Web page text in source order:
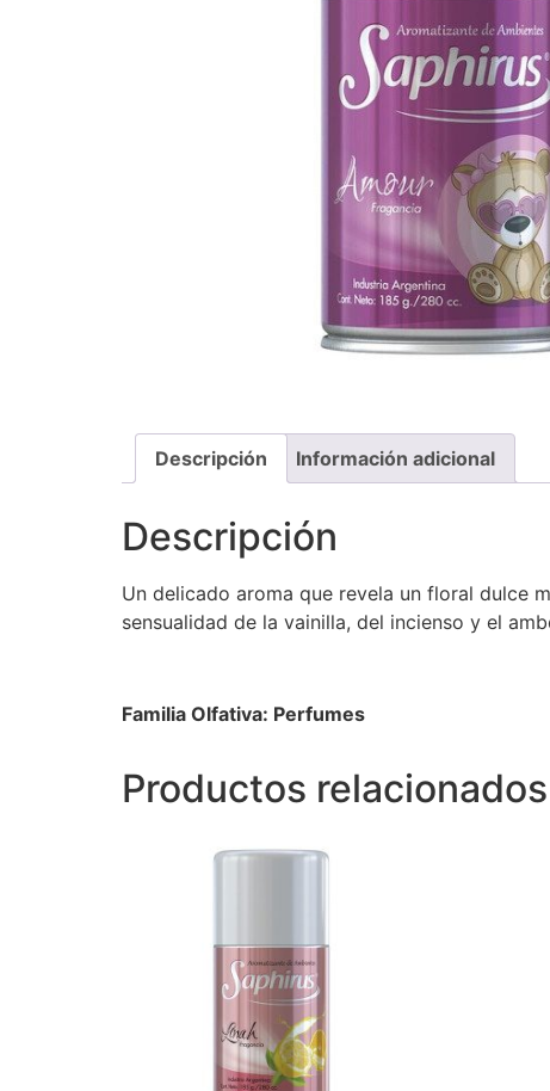
Descripción Información adicional
Descripción
Un delicado aroma que revela un floral dulce
sensualidad de la vainilla, del incienso y el
Familia Olfativa: Perfumes
Productos relacionados